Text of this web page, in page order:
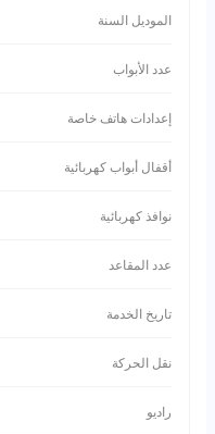
الموديل السنة
عدد الأبواب
إعدادات هاتف خاصة
أقفال أبواب كهربائية
نوافذ كهربائية
عدد المقاعد
تاريخ الخدمة
نقل الحركة
راديو